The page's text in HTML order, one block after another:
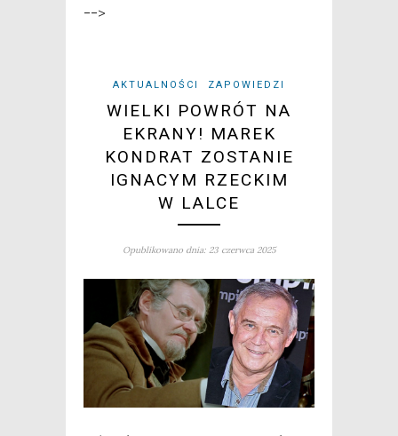
-->
AKTUALNOŚCI ZAPOWIEDZI
WIELKI POWRÓT NA
EKRANY! MAREK
KONDRAT ZOSTANIE
IGNACYM RZECKIM
W LALCE
Opublikowano dnia: 23 czerwca 2025